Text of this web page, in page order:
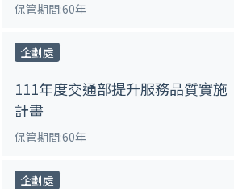
保管期間:60年
企劃處
111年度交通部提升服務品質實施
計畫
保管期間:60年
企劃處